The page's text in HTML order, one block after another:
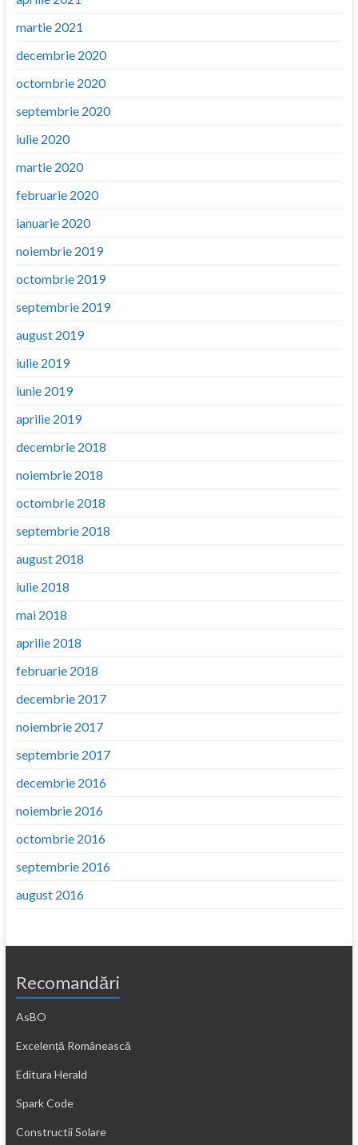
martie 2021
decembrie 2020
octombrie 2020
septembrie 2020
iulie 2020
martie 2020
februarie 2020
ianuarie 2020
noiembrie 2019
octombrie 2019
septembrie 2019
august 2019
iulie 2019
iunie 2019
aprilie 2019
decembrie 2018
noiembrie 2018
octombrie 2018
septembrie 2018
august 2018
iulie 2018
mai 2018
aprilie 2018
februarie 2018
decembrie 2017
noiembrie 2017
septembrie 2017
decembrie 2016
noiembrie 2016
octombrie 2016
septembrie 2016
august 2016
Recomandări
AsBO
Excelență Românească
Editura Herald
Spark Code
Constructii Solare